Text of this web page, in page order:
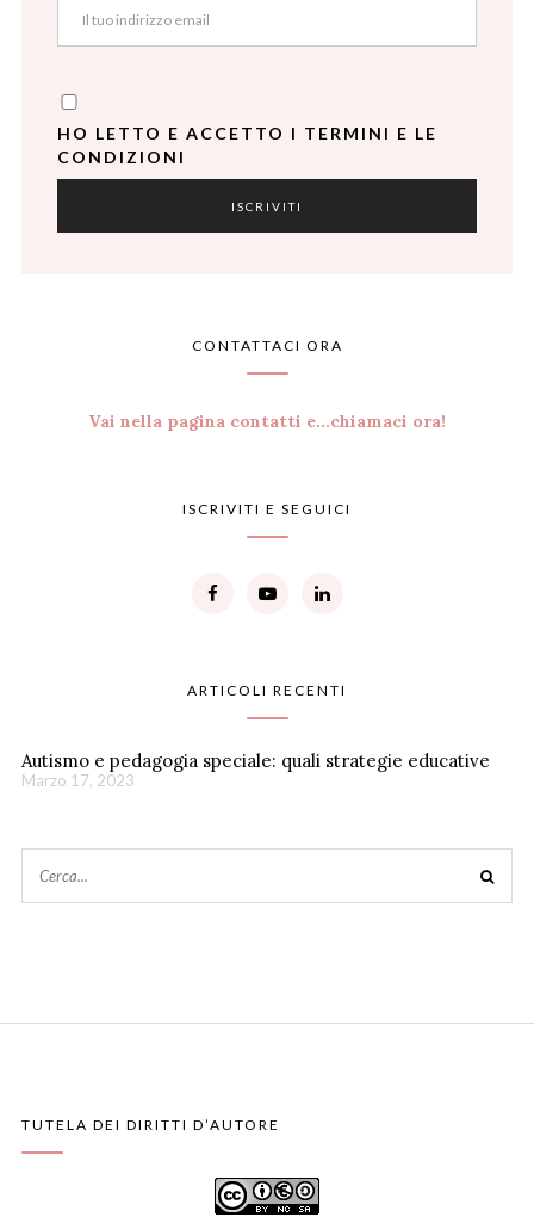
HO LETTO E ACCETTO I TERMINI E LE
CONDIZIONI
CONTATTACI ORA
Vai nella pagina contatti e...chiamaci ora!
ISCRIVITI E SEGUICI
ARTICOLI RECENTI
Autismo e pedagogia speciale: quali strategie educative
Marzo 17, 2023
TUTELA DEI DIRITTI D’AUTORE